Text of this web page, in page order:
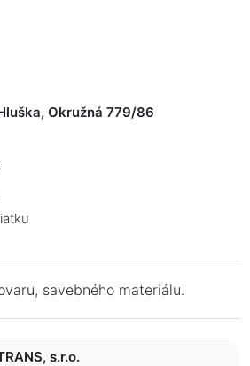
Okružná 779/86
savebného materiálu.
s.r.o.